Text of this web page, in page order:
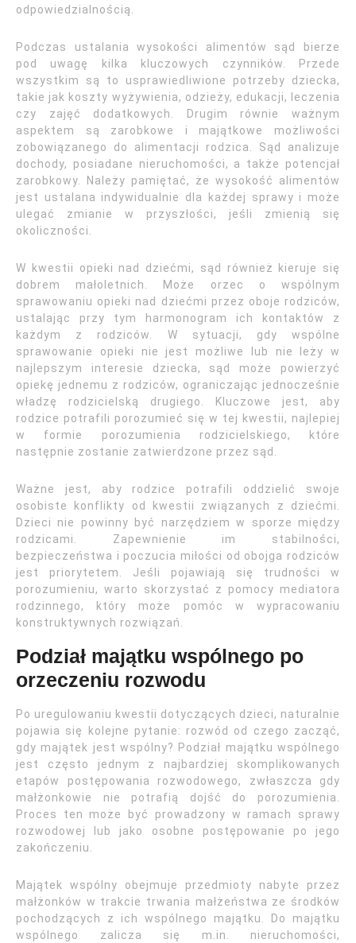
odpowiedzialnością.
Podczas ustalania wysokości alimentów sąd bierze
pod uwagę kilka kluczowych czynników. Przede
wszystkim są to usprawiedliwione potrzeby dziecka,
takie jak koszty wyżywienia, odzieży, edukacji, leczenia
czy zajęć dodatkowych. Drugim równie ważnym
aspektem są zarobkowe i majątkowe możliwości
zobowiązanego do alimentacji rodzica. Sąd analizuje
dochody, posiadane nieruchomości, a także potencjał
zarobkowy. Należy pamiętać, że wysokość alimentów
jest ustalana indywidualnie dla każdej sprawy i może
ulegać zmianie w przyszłości, jeśli zmienią się
okoliczności.
W kwestii opieki nad dziećmi, sąd również kieruje się
dobrem małoletnich. Może orzec o wspólnym
sprawowaniu opieki nad dziećmi przez oboje rodziców,
ustalając przy tym harmonogram ich kontaktów z
każdym z rodziców. W sytuacji, gdy wspólne
sprawowanie opieki nie jest możliwe lub nie leży w
najlepszym interesie dziecka, sąd może powierzyć
opiekę jednemu z rodziców, ograniczając jednocześnie
władzę rodzicielską drugiego. Kluczowe jest, aby
rodzice potrafili porozumieć się w tej kwestii, najlepiej
w formie porozumienia rodzicielskiego, które
następnie zostanie zatwierdzone przez sąd.
Ważne jest, aby rodzice potrafili oddzielić swoje
osobiste konflikty od kwestii związanych z dziećmi.
Dzieci nie powinny być narzędziem w sporze między
rodzicami. Zapewnienie im stabilności,
bezpieczeństwa i poczucia miłości od obojga rodziców
jest priorytetem. Jeśli pojawiają się trudności w
porozumieniu, warto skorzystać z pomocy mediatora
rodzinnego, który może pomóc w wypracowaniu
konstruktywnych rozwiązań.
Podział majątku wspólnego po
orzeczeniu rozwodu
Po uregulowaniu kwestii dotyczących dzieci, naturalnie
pojawia się kolejne pytanie: rozwód od czego zacząć,
gdy majątek jest wspólny? Podział majątku wspólnego
jest często jednym z najbardziej skomplikowanych
etapów postępowania rozwodowego, zwłaszcza gdy
małżonkowie nie potrafią dojść do porozumienia.
Proces ten może być prowadzony w ramach sprawy
rozwodowej lub jako osobne postępowanie po jego
zakończeniu.
Majątek wspólny obejmuje przedmioty nabyte przez
małżonków w trakcie trwania małżeństwa ze środków
pochodzących z ich wspólnego majątku. Do majątku
wspólnego zalicza się m.in. nieruchomości,